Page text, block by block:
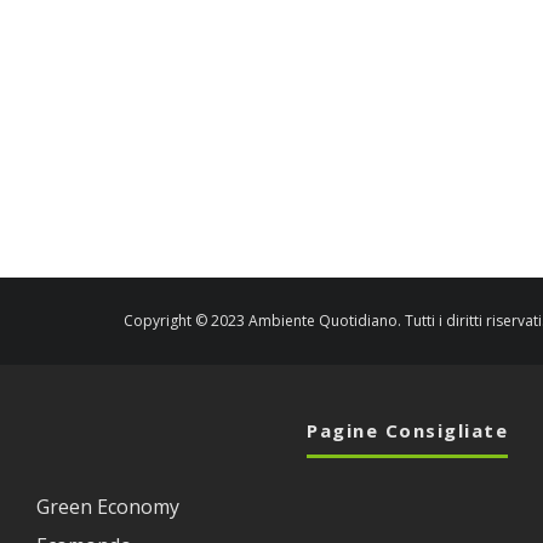
Copyright © 2023 Ambiente Quotidiano. Tutti i diritti riservati.
Pagine Consigliate
Green Economy